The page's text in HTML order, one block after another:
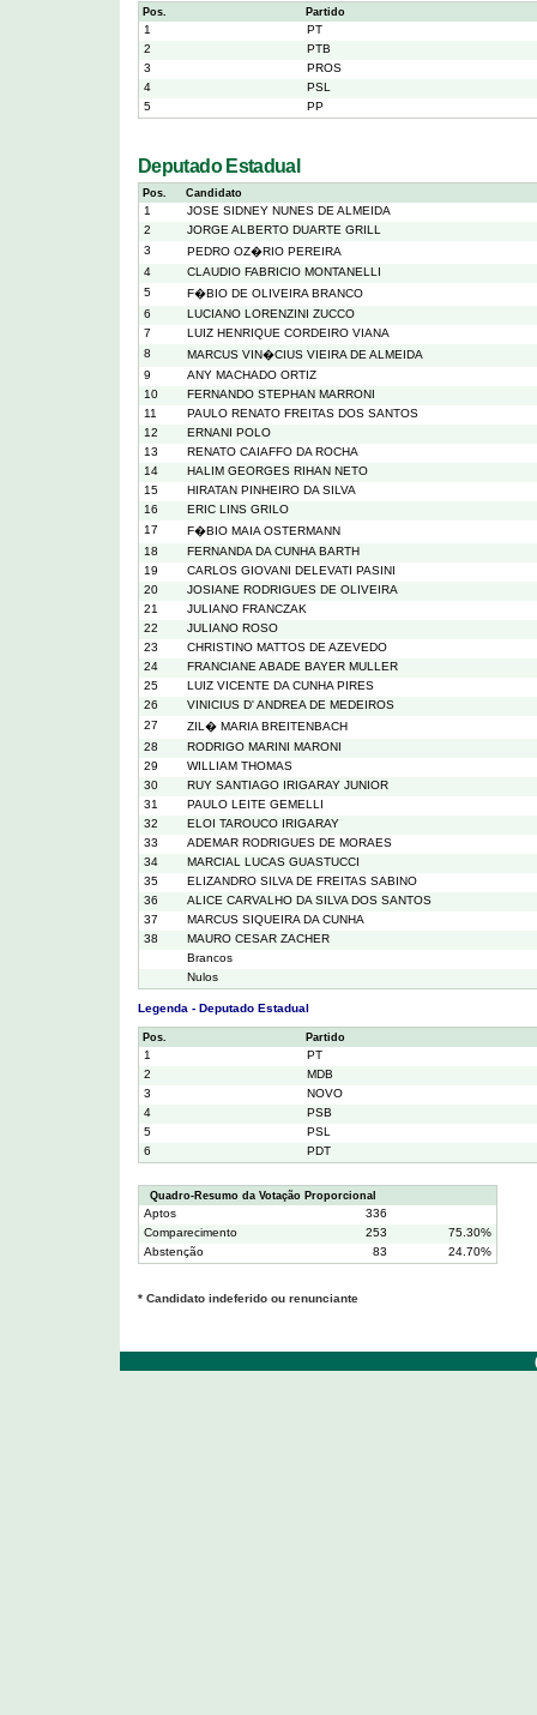
Pos. Partido
1
PT
2
PTB
3
PROS
4
PSL
5
PP
Deputado Estadual
Pos. Candidato
1
JOSE SIDNEY NUNES DE ALMEIDA
2
JORGE ALBERTO DUARTE GRILL
3
PEDRO OZ�RIO PEREIRA
4
CLAUDIO FABRICIO MONTANELLI
5
F�BIO DE OLIVEIRA BRANCO
6
LUCIANO LORENZINI ZUCCO
7
LUIZ HENRIQUE CORDEIRO VIANA
8
MARCUS VIN�CIUS VIEIRA DE ALMEIDA
9
ANY MACHADO ORTIZ
10
FERNANDO STEPHAN MARRONI
11
PAULO RENATO FREITAS DOS SANTOS
12
ERNANI POLO
13
RENATO CAIAFFO DA ROCHA
14
HALIM GEORGES RIHAN NETO
15
HIRATAN PINHEIRO DA SILVA
16
ERIC LINS GRILO
17
F�BIO MAIA OSTERMANN
18
FERNANDA DA CUNHA BARTH
19
CARLOS GIOVANI DELEVATI PASINI
20
JOSIANE RODRIGUES DE OLIVEIRA
21
JULIANO FRANCZAK
22
JULIANO ROSO
23
CHRISTINO MATTOS DE AZEVEDO
24
FRANCIANE ABADE BAYER MULLER
25
LUIZ VICENTE DA CUNHA PIRES
26
VINICIUS D' ANDREA DE MEDEIROS
27
ZIL� MARIA BREITENBACH
28
RODRIGO MARINI MARONI
29
WILLIAM THOMAS
30
RUY SANTIAGO IRIGARAY JUNIOR
31
PAULO LEITE GEMELLI
32
ELOI TAROUCO IRIGARAY
33
ADEMAR RODRIGUES DE MORAES
34
MARCIAL LUCAS GUASTUCCI
35
ELIZANDRO SILVA DE FREITAS SABINO
36
ALICE CARVALHO DA SILVA DOS SANTOS
37
MARCUS SIQUEIRA DA CUNHA
38
MAURO CESAR ZACHER
Brancos
Nulos
Legenda - Deputado Estadual
Pos. Partido
1
PT
2
MDB
3
NOVO
4
PSB
5
PSL
6
PDT
Quadro-Resumo da Votação Proporcional
Aptos
336
Comparecimento
253
75.30%
Abstenção
83 24.70%
* Candidato indeferido ou renunciante